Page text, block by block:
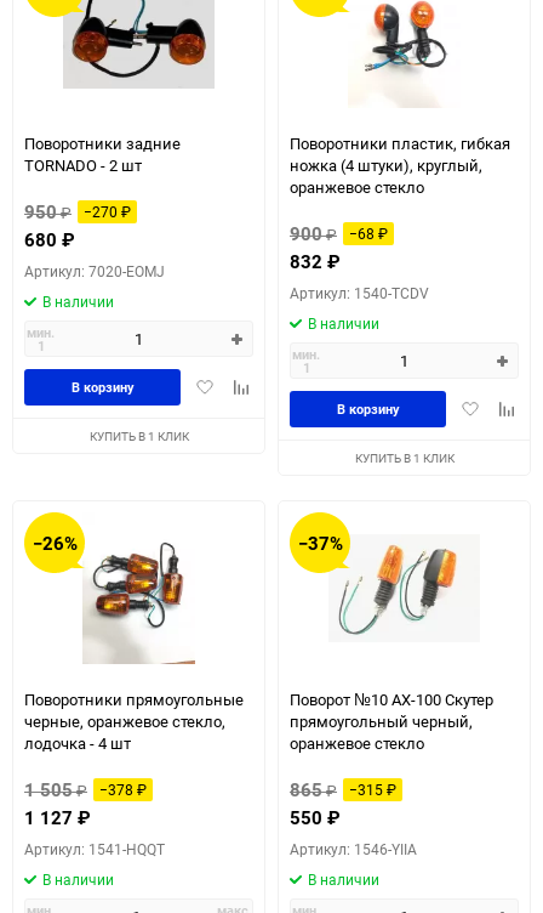
Поворотники задние
TORNADO - 2 шт
950₽ −270 ₽
680 ₽
Артикул: 7020-EOMJ
В наличии
мин.
1
ДобавитьДобавить
сравнению
В корзину
КУПИТЬ В 1 КЛИК
Поворотники пластик, гибкая
ножка (4 штуки), круглый,
оранжевое стекло
900₽ −68 ₽
832 ₽
Артикул: 1540-TCDV
В наличии
мин.
1
Добавить
В корзину
КУПИТЬ В 1 КЛИК
−26%
Поворотники прямоугольные
черные, оранжевое стекло,
лодочка - 4 шт
1 505₽ −378 ₽
1 127 ₽
Артикул: 1541-HQQT
В наличии
−37%
Поворот №10 AX-100 Скутер
прямоугольный черный,
оранжевое стекло
865₽ −315₽
550 ₽
Артикул: 1546-YIIA
В наличии